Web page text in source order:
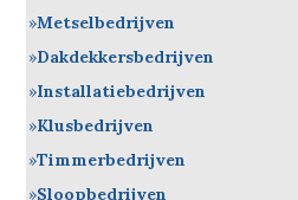
Metselbedrijven
Dakdekkersbedrijven
Installatiebedrijven
Klusbedrijven
Timmerbedrijven
Sloopbedrijven